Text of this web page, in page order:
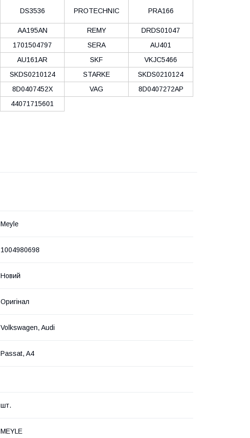
DS3536 PROTECHNIC PRA166
AA195AN REMY
DRDS01047
1701504797 SERA
AU401
AU161AR SKF
VKJC5466
SKDS0210124 STARKE
SKDS0210124
8D0407452X VAG
8D0407272AP
44071715601
Meyle
1004980698
Новий
Оригінал
Volkswagen, Audi
Passat, A4
шт.
MEYLE